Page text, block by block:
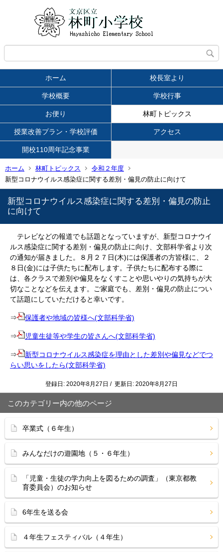
ホーム 校長室より
学校概要 学校行事
お便り 林町トピックス
授業改善プラン・学校評価 アクセス
開校110周年記念事業
ホーム 林町トピックス
令和２年度
新型コロナウイルス感染症に関する差別・偏見の防止に向けて
新型コロナウイルス感染症に関する差別・偏見の防止
に向けて
テレビなどの報道でも話題となっていますが、新型コロナウイ
ルス感染症に関する差別・偏見の防止に向け、文部科学省より次
の通知が届きました。８月２７日(木)には保護者の方皆様に、２
８日(金)には子供たちに配布します。子供たちに配布する際に
は、各クラスで差別や偏見をなくすことや思いやりの気持ちが大
切なことなどを伝えます。ご家庭でも、差別・偏見の防止につい
て話題にしていただけると幸いです。
⇒ 保護者や地域の皆様へ(文部科学省)
⇒ 児童生徒等や学生の皆さんへ(文部科学省)
⇒
新型コロナウイルス感染症を理由とした差別や偏見などでつ
らい思いをしたら(文部科学省)
登録日: 2020年8月27日 / 更新日: 2020年8月27日
このカテゴリー内の他のページ
卒業式（６年生）
みんなだけの遊園地（５・６年生）
「児童・生徒の学力向上を図るための調査」（東京都教
育委員会）のお知らせ
6年生を送る会
４年生フェスティバル（４年生）